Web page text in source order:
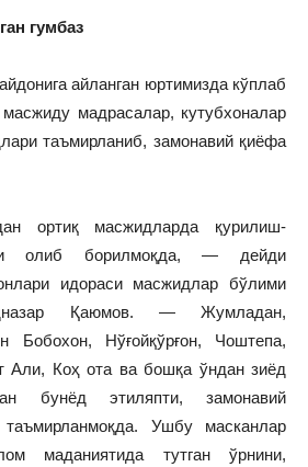
гумбаз
айланган юртимизда кўплаб
мадрасалар, кутубхоналар
таъмирланиб, замонавий қиёфа
ортиқ масжидларда қурилиш-
олиб борилмоқда, — дейди
идораси масжидлар бўлими
Қаюмов. — Жумладан,
Бобохон, Нўғойқўрғон, Чоштепа,
Али, Коҳ ота ва бошқа ўндан зиёд
бунёд этиляпти, замонавий
Ушбу масканлар
маданиятида тутган ўрнини,